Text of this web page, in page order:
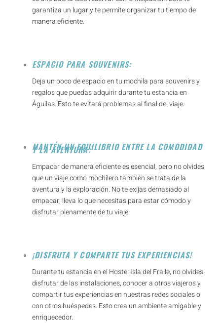
garantiza un lugar y te permite organizar tu tiempo de
manera eficiente.
ESPACIO PARA SOUVENIRS:
Deja un poco de espacio en tu mochila para souvenirs y
regalos que puedas adquirir durante tu estancia en
Águilas. Esto te evitará problemas al final del viaje.
MANTÉN UN EQUILIBRIO ENTRE LA COMODIDAD
Y LA AVENTURA:
Empacar de manera eficiente es esencial, pero no olvides
que un viaje como mochilero también se trata de la
aventura y la exploración. No te exijas demasiado al
empacar; lleva lo que necesitas para estar cómodo y
disfrutar plenamente de tu viaje.
¡DISFRUTA Y COMPARTE TUS EXPERIENCIAS!
Durante tu estancia en el Hostel Isla del Fraile, no olvides
disfrutar de las instalaciones, conocer a otros viajeros y
compartir tus experiencias en nuestras redes sociales o
con otros huéspedes. Esto crea un ambiente amigable y
enriquecedor.